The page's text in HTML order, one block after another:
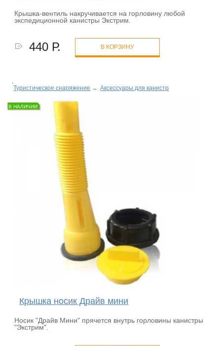
Крышка-вентиль накручивается на горловину любой
экспедиционной канистры Экстрим.
440 Р. В КОРЗИНУ
Туристическое снаряжение → Аксессуары для канистр
В НАЛИЧИИ
Крышка носик Драйв мини
Носик "Драйв Мини" прячется внутрь горловины канистры
"Экстрим".